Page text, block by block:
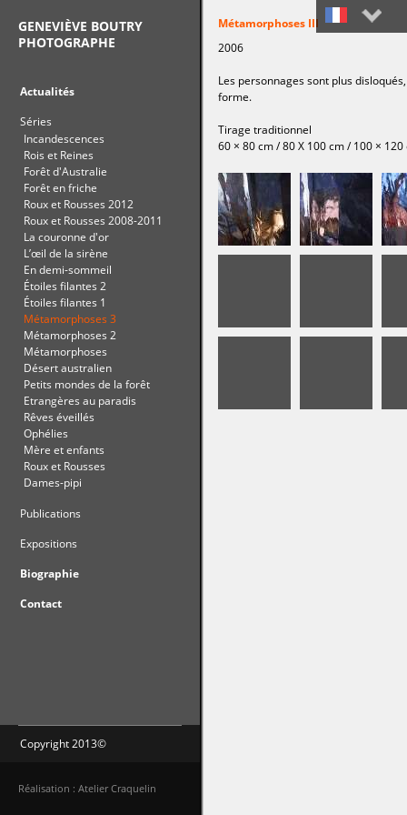
Métamorphoses III
2006
Les personnages sont plus
forme.
Tirage traditionnel
60 × 80 cm / 80 X 100 cm / 100 × 120
GENEVIÈVE BOUTRY
PHOTOGRAPHE
Actualités
Séries
Incandescences
Rois et Reines
Forêt d'Australie
Forêt en friche
Roux et Rousses 2012
Roux et Rousses 2008-2011
La couronne d'or
L’œil de la sirène
En demi-sommeil
Étoiles filantes 2
Étoiles filantes 1
Métamorphoses 3
Métamorphoses 2
Métamorphoses
Désert australien
Petits mondes de la forêt
Etrangères au paradis
Rêves éveillés
Ophélies
Mère et enfants
Roux et Rousses
Dames-pipi
Publications
Expositions
Biographie
Contact
Copyright 2013©
Réalisation : Atelier Craquelin
English